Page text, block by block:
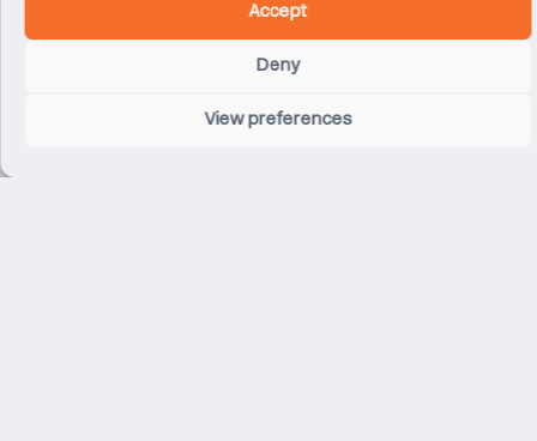
Accept
Deny
View preferences